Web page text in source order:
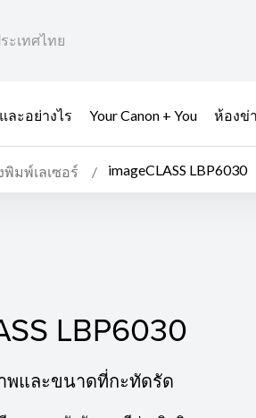
ะเทศไทย
ะอย่างไร Your Canon + You ห้องข่
พิมพ์เลเซอร์ imageCLASS LBP6030
LBP6030
พและขนาดที่กะทัดรัด